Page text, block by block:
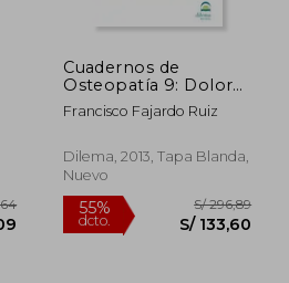
Cuadernos de
Osteopatía 9: Dolor
Abdominal Agudo. La
Cavidad Abdominal.
Francisco Fajardo Ruiz
Dilema, 2013, Tapa Blanda,
Nuevo